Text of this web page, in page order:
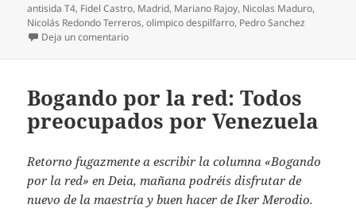
el
antisida T4, Fidel Castro, Madrid, Mariano Rajoy, Nicolas Maduro,
Nicolás Redondo Terreros,olimpico despilfarro, Pedro Sanchez
Deja un comentarioen Bogando por la red: Los históricos contra Pedro
Bogando por la red: Todos
preocupados por Venezuela
Retorno fugazmente a escribir la columna «Bogando
por la red» en Deia, mañana podréis disfrutar de
nuevo de la maestría y buen hacer de Iker Merodio.